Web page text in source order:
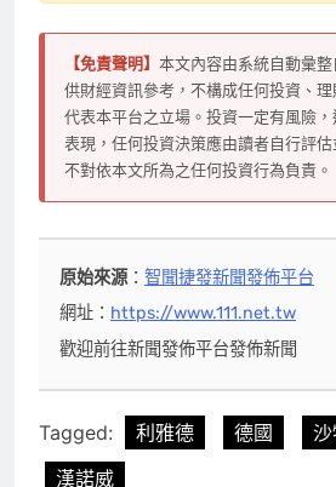
【免責聲明】 本文內容由系統自動彙
供財經資訊參考，不構成任何投資、
代表本平台之立場。投資一定有風險
表現，任何投資決策應由讀者自行評
不對依本文所為之任何投資行為負責。
原始來源：智聞捷發新聞發佈平台
網址： https://www.111.net.tw
歡迎前往新聞發佈平台發佈新聞
Tagged: 利雅德 德國
漢諾威